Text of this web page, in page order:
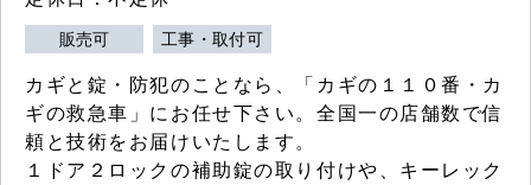
販売可 工事・取付可
カギと錠・防犯のことなら、「カギの１１０番・カ
ギの救急車」にお任せ下さい。全国一の店舗数で信
頼と技術をお届けいたします。
１ドア２ロックの補助錠の取り付けや、キーレック